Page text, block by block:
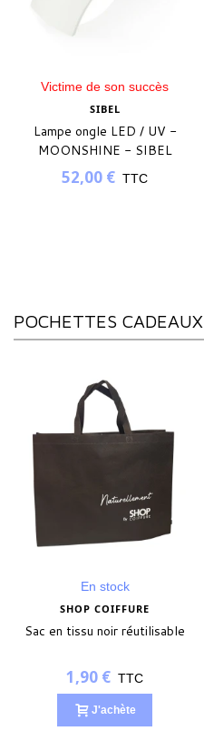
Victime de son succès
SIBEL
Lampe ongle LED / UV -
MOONSHINE - SIBEL
52,00 € TTC
POCHETTES CADEAUX
En stock
SHOP COIFFURE
Sac en tissu noir réutilisable
1,90 € TTC
J'achète